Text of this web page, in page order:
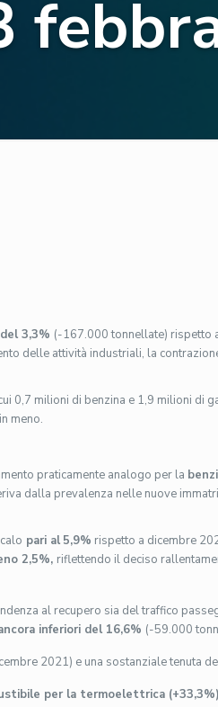
3,3% (-167.000 tonnellate) rispetto
delle attività industriali, la
0,7 milioni di benzina e 1,9 milioni di
meno.
praticamente analogo per la
dalla prevalenza nelle nuove
pari al 5,9% rispetto a dicembre
2,5%, riflettendo il deciso
al recupero sia del traffico
inferiori del 16,6% (-59.000
2021) e una sostanziale tenuta
per la termoelettrica (+33,3%)